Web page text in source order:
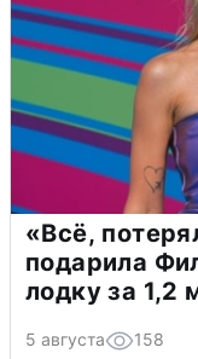
«Всё,
подарила
лодку за 1,2
5 августа 158